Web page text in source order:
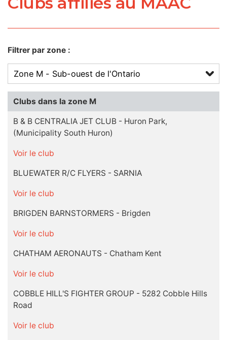
Filtrer par zone :
Clubs dans la zone M
B & B CENTRALIA JET CLUB - Huron Park,
(Municipality South Huron)
Voir le club
BLUEWATER R/C FLYERS - SARNIA
Voir le club
BRIGDEN BARNSTORMERS - Brigden
Voir le club
CHATHAM AERONAUTS - Chatham Kent
Voir le club
COBBLE HILL'S FIGHTER GROUP - 5282 Cobble Hills
Road
Voir le club